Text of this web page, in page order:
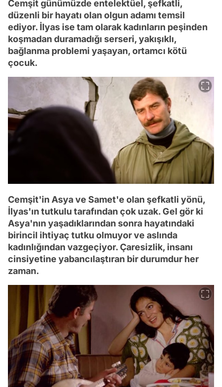
Cemşit günümüzde entelektüel, şefkatli,
düzenli bir hayatı olan olgun adamı temsil
ediyor. İlyas ise tam olarak kadınların peşinden
koşmadan duramadığı serseri, yakışıklı,
bağlanma problemi yaşayan, ortamcı kötü
çocuk.
Cemşit'in Asya ve Samet'e olan şefkatli yönü,
İlyas'ın tutkulu tarafından çok uzak. Gel gör ki
Asya'nın yaşadıklarından sonra hayatındaki
birincil ihtiyaç tutku olmuyor ve aslında
kadınlığından vazgeçiyor. Çaresizlik, insanı
cinsiyetine yabancılaştıran bir durumdur her
zaman.